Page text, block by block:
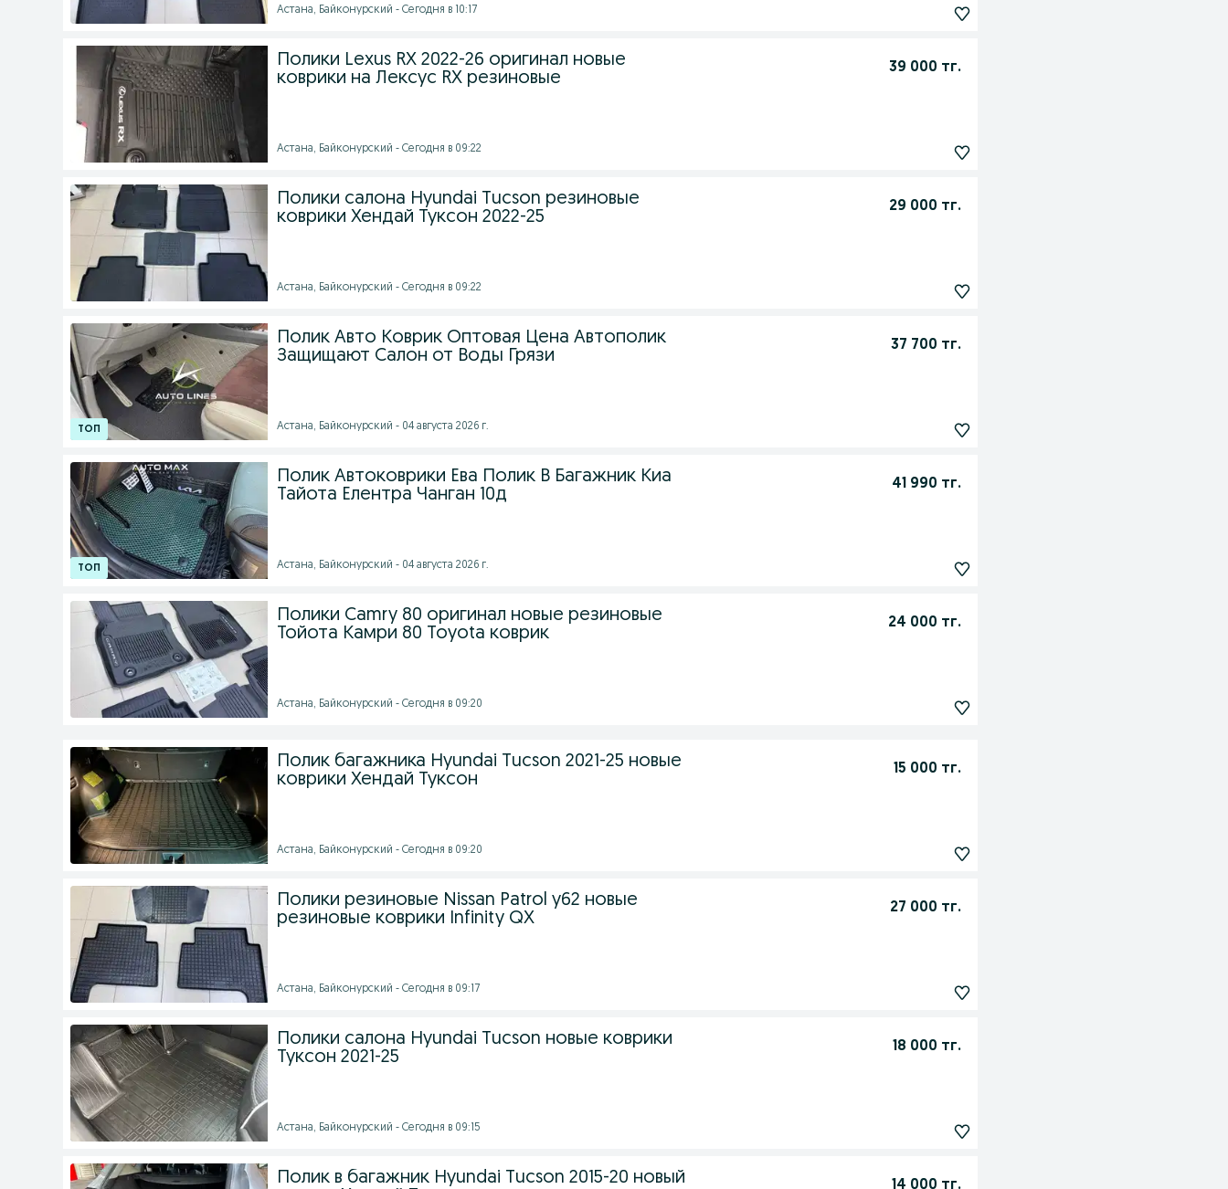
Астана, Байконурский - Сегодня в 10:17
Полики Lexus RX 2022-26 оригинал новые
коврики на Лексус RX резиновые
39 000 тг.
Астана, Байконурский - Сегодня в 09:22
Полики салона Hyundai Tucson резиновые
коврики Хендай Туксон 2022-25
29 000 тг.
Астана, Байконурский - Сегодня в 09:22
Полик Авто Коврик Оптовая Цена Автополик
Защищают Салон от Воды Грязи
37 700 тг.
Астана, Байконурский - 04 августа 2026 г.
Полик Автоковрики Ева Полик В Багажник Киа
Тайота Елентра Чанган 10д
41 990 тг.
Астана, Байконурский - 04 августа 2026 г.
Полики Camry 80 оригинал новые резиновые
Тойота Камри 80 Toyota коврик
24 000 тг.
Астана, Байконурский - Сегодня в 09:20
Полик багажника Hyundai Tucson 2021-25 новые
коврики Хендай Туксон
15 000 тг.
Астана, Байконурский - Сегодня в 09:20
Полики резиновые Nissan Patrol y62 новые
резиновые коврики Infinity QX
27 000 тг.
Астана, Байконурский - Сегодня в 09:17
Полики салона Hyundai Tucson новые коврики
Туксон 2021-25
18 000 тг.
Астана, Байконурский - Сегодня в 09:15
Полик в багажник Hyundai Tucson 2015-20 новый
14 000 тг.